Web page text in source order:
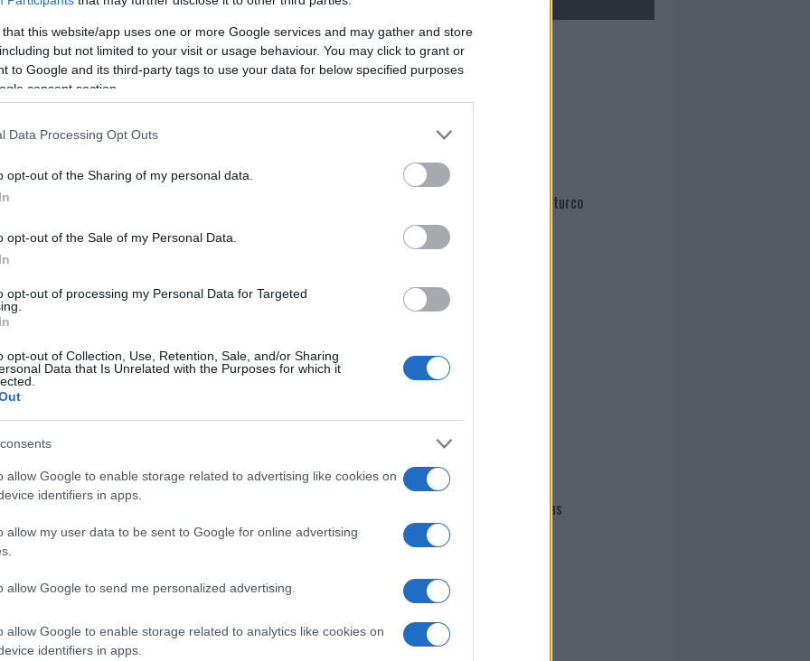
that this website/app uses one or more Google services and may gather and store
but not limited to your visit or usage behaviour. You may click to grant or
to Google and its third-party tags to use your data for below specified purposes
consent section.
Data Processing Opt Outs
opt-out of the Sharing of my personal data.
opt-out of the Sale of my Personal Data.
opt-out of processing my Personal Data for Targeted
opt-out of Collection, Use, Retention, Sale, and/or Sharing
Data that Is Unrelated with the Purposes for which it
allow Google to enable storage related to advertising like cookies on
identifiers in apps.
allow my user data to be sent to Google for online advertising
allow Google to send me personalized advertising.
allow Google to enable storage related to analytics like cookies on
identifiers in apps.
durante le operazioni di soccorso
cliccandoqui
nella sezione
Notizie Gallura
Notizie Olbia
i tuoi video e le tue foto
+39 345 356 7512
di GalluraOggi.it
Mario Malu
Paolo Pinna
Martina Agostina Diturco
I nostri cari
Giovannimaria Cabras